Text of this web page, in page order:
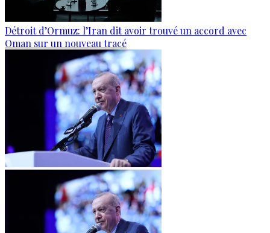
Détroit d’Ormuz: l’Iran dit avoir trouvé un accord avec
Oman sur un nouveau tracé